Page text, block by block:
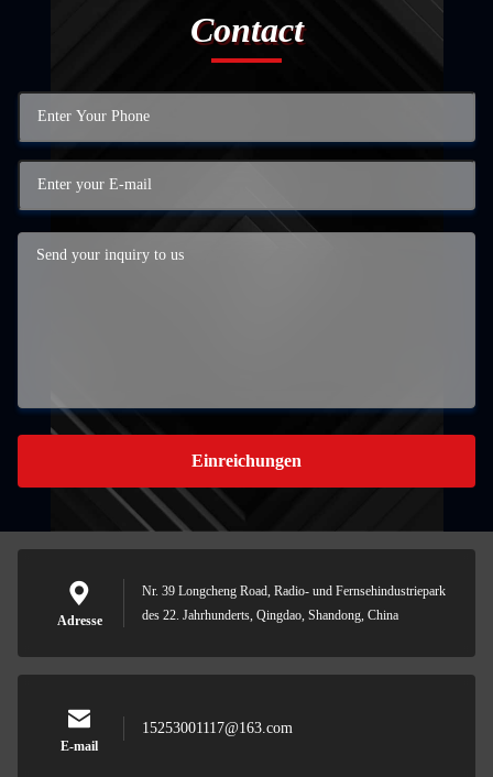
Contact
Einreichungen
Adresse
Nr. 39 Longcheng Road, Radio- und Fernsehindustriepark
des 22. Jahrhunderts, Qingdao, Shandong, China
E-mail
15253001117@163.com